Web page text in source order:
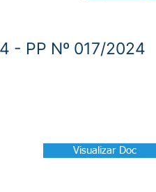
- PP Nº 017/2024
Visualizar Doc